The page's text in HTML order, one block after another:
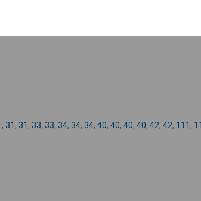
, 31 , 31 , 33, 33, 34, 34, 34, 40, 40, 40, 40, 42, 42, 111 ,